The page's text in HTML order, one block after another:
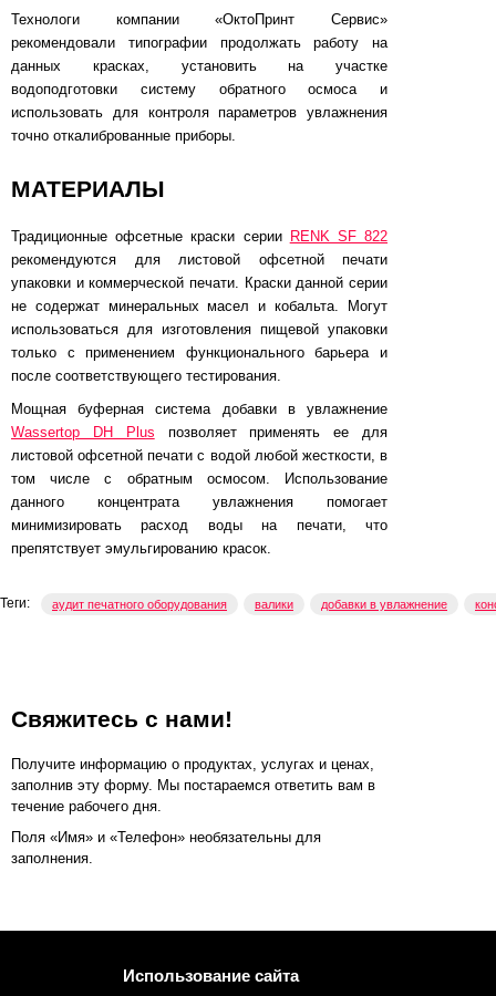
Технологи компании «ОктоПринт Сервис»
рекомендовали типографии продолжать работу на
данных красках, установить на участке
водоподготовки систему обратного осмоса и
использовать для контроля параметров увлажнения
точно откалиброванные приборы.
МАТЕРИАЛЫ
Традиционные офсетные краски серии RENK SF 822
рекомендуются для листовой офсетной печати
упаковки и коммерческой печати. Краски данной серии
не содержат минеральных масел и кобальта. Могут
использоваться для изготовления пищевой упаковки
только с применением функционального барьера и
после соответствующего тестирования.
Мощная буферная система добавки в увлажнение
Wassertop DH Plus позволяет применять ее для
листовой офсетной печати с водой любой жесткости, в
том числе с обратным осмосом. Использование
данного концентрата увлажнения помогает
минимизировать расход воды на печати, что
препятствует эмульгированию красок.
Теги: аудит печатного оборудования валики добавки в увлажнение
Свяжитесь с нами!
Получите информацию о продуктах, услугах и ценах,
заполнив эту форму. Мы постараемся ответить вам в
течение рабочего дня.
Поля «Имя» и «Телефон» необязательны для
заполнения.
Использование сайта